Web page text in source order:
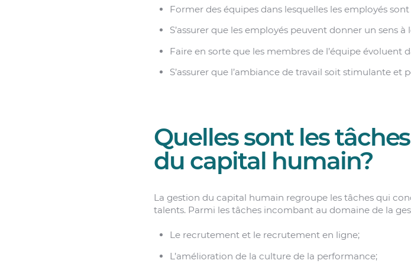
Former des équipes dans lesquelles les employés
S’assurer que les employés peuvent donner un sens à
Faire en sorte que les membres de l’équipe évoluent
S’assurer que l’ambiance de travail soit stimulante
Quelles sont les
du capital humain?
La gestion du capital humain regroupe les tâches qui
talents. Parmi les tâches incombant au domaine de la
Le recrutement et le recrutement en ligne;
L’amélioration de la culture de la performance;